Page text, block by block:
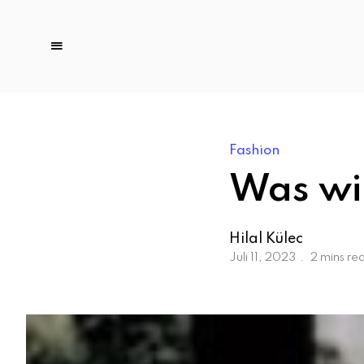
Fashion
Was
Hilal Külec
Juli 11, 2023 2 mins